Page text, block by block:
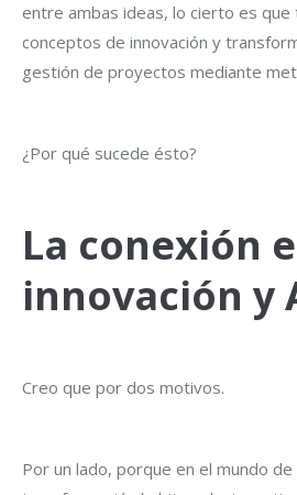
entre ambas ideas, lo cierto es que
conceptos de innovación y
gestión de proyectos mediante
¿Por qué sucede ésto?
La conexión
innovación y
Creo que por dos motivos.
Por un lado, porque en el mundo de